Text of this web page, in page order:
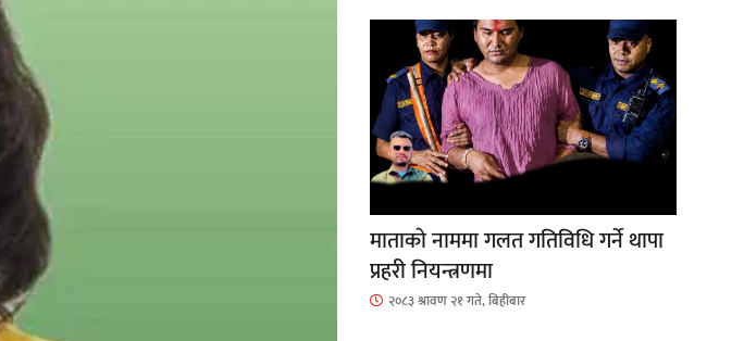
माताकाे नाममा गलत गतिविधि गर्ने थापा
प्रहरी नियन्त्रणमा
२०८३ श्रावण २१ गते, बिहीबार